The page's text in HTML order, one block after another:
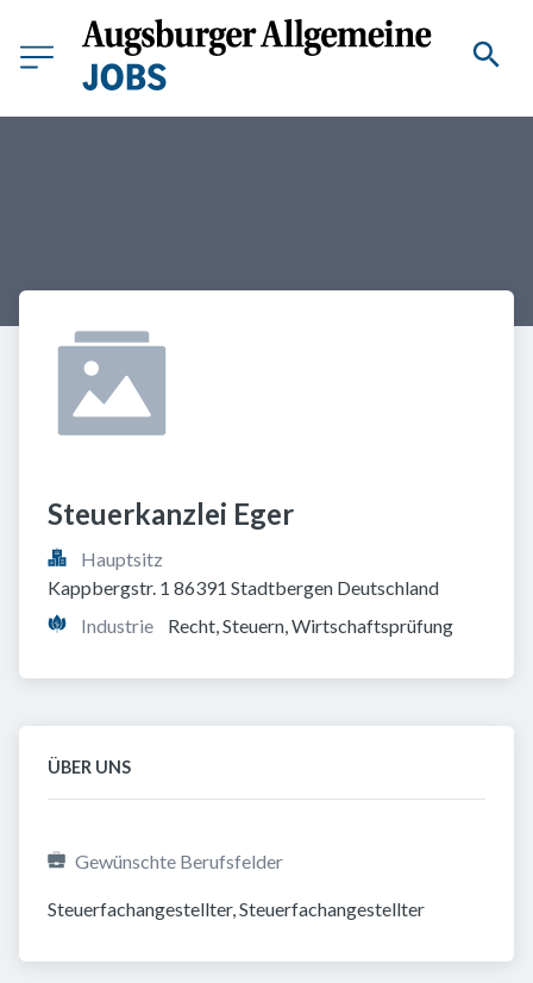
Steuerkanzlei Eger
Hauptsitz
Kappbergstr. 1 86391 Stadtbergen Deutschland
Industrie
Recht, Steuern, Wirtschaftsprüfung
ÜBER UNS
Gewünschte Berufsfelder
Steuerfachangestellter, Steuerfachangestellter